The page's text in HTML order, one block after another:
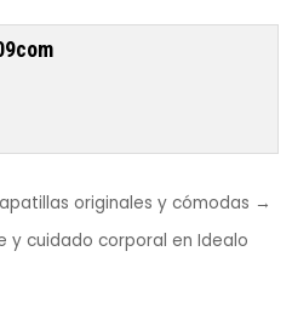
originales y cómodas →
y cuidado corporal en Idealo